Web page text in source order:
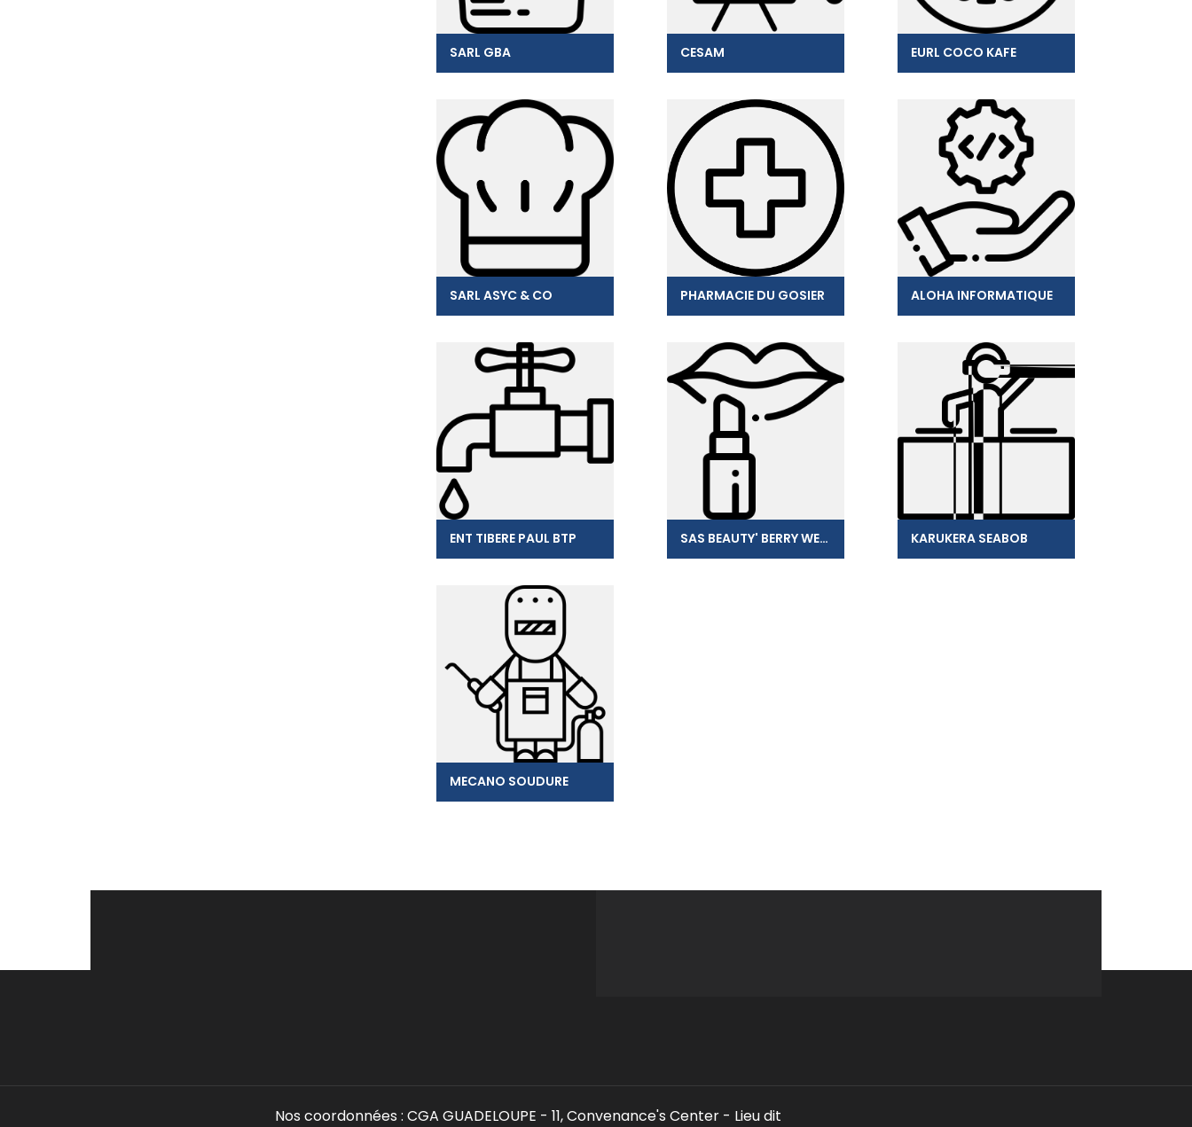
SARL GBA CESAM EURL COCO KAFE
SARL ASYC & CO PHARMACIE DU GOSIER ALOHA INFORMATIQUE
ENT TIBERE PAUL BTP SAS BEAUTY' BERRY WEST INDIES KARUKERA SEABOB
MECANO SOUDURE
Nos coordonnées : CGA GUADELOUPE - 11, Convenance's Center - Lieu dit